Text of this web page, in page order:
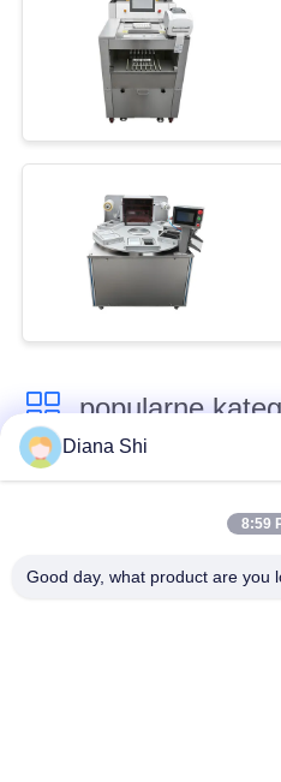
POLITYKA
PRYWATNOŚCI
popularne
Diana Shi
8:59
Good day, what product are you